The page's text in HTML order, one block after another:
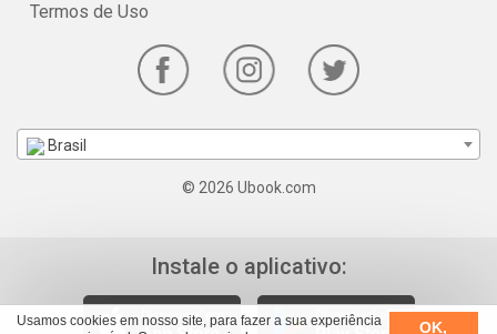
Usamos cookies em nosso site, para fazer a sua experiência
OK,
Termos de Uso
Brasil
© 2026 Ubook.com
Instale o aplicativo: